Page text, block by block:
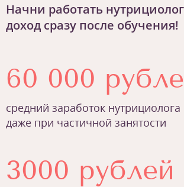
Начни работать
доход сразу после обучения!
60 000
средний заработок нутрициолога
даже при частичной занятости
3000 рублей